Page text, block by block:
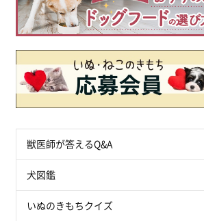
獣医師が答えるQ&A
犬図鑑
いぬのきもちクイズ